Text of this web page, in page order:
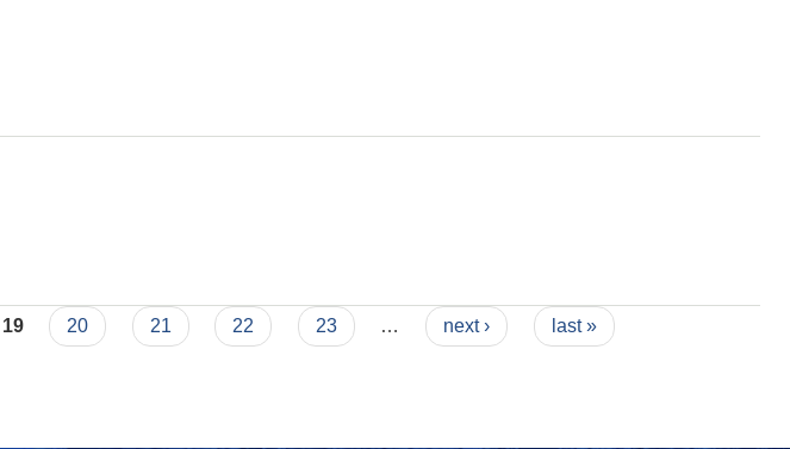
19 20 21 22 23 … next › last »